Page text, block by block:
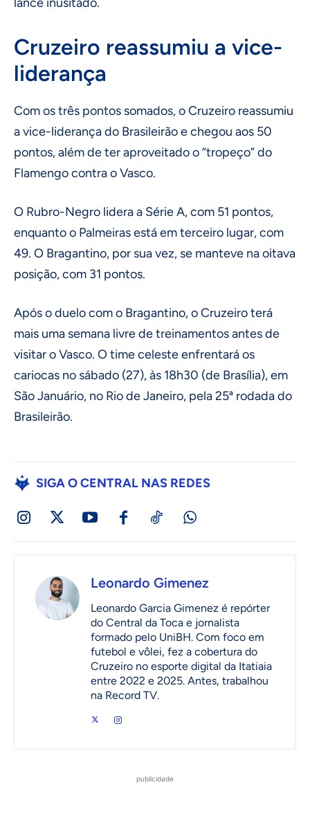
Cruzeiro reassumiu a vice-
liderança
Com os três pontos somados, o Cruzeiro reassumiu
a vice-liderança do Brasileirão e chegou aos 50
pontos, além de ter aproveitado o “tropeço” do
Flamengo contra o Vasco.
O Rubro-Negro lidera a Série A, com 51 pontos,
enquanto o Palmeiras está em terceiro lugar, com
49. O Bragantino, por sua vez, se manteve na oitava
posição, com 31 pontos.
Após o duelo com o Bragantino, o Cruzeiro terá
mais uma semana livre de treinamentos antes de
visitar o Vasco. O time celeste enfrentará os
cariocas no sábado (27), às 18h30 (de Brasília), em
São Januário, no Rio de Janeiro, pela 25ª rodada do
Brasileirão.
SIGA O CENTRAL NAS REDES
Leonardo Gimenez
Leonardo Garcia Gimenez é repórter
do Central da Toca e jornalista
formado pelo UniBH. Com foco em
futebol e vôlei, fez a cobertura do
Cruzeiro no esporte digital da Itatiaia
entre 2022 e 2025. Antes, trabalhou
na Record TV.
publicidade